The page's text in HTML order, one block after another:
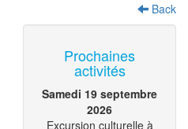
Back
Prochaines
activités
Samedi 19 septembre
2026
Excursion culturelle à